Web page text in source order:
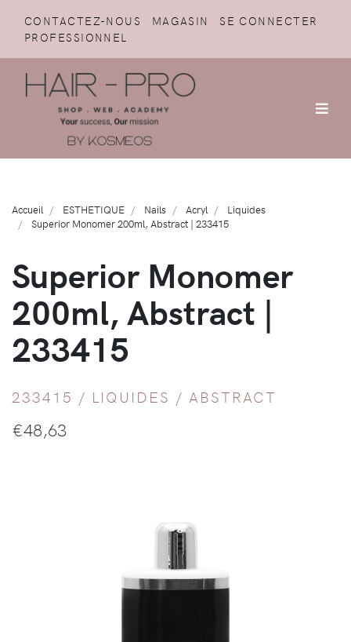
CONTACTEZ-NOUS MAGASIN
SE CONNECTER
PROFESSIONNEL
Accueil ESTHETIQUE Nails Acryl
Liquides
Superior Monomer 200ml, Abstract | 233415
Superior Monomer
200ml, Abstract |
233415
233415 / LIQUIDES / ABSTRACT
€48,63